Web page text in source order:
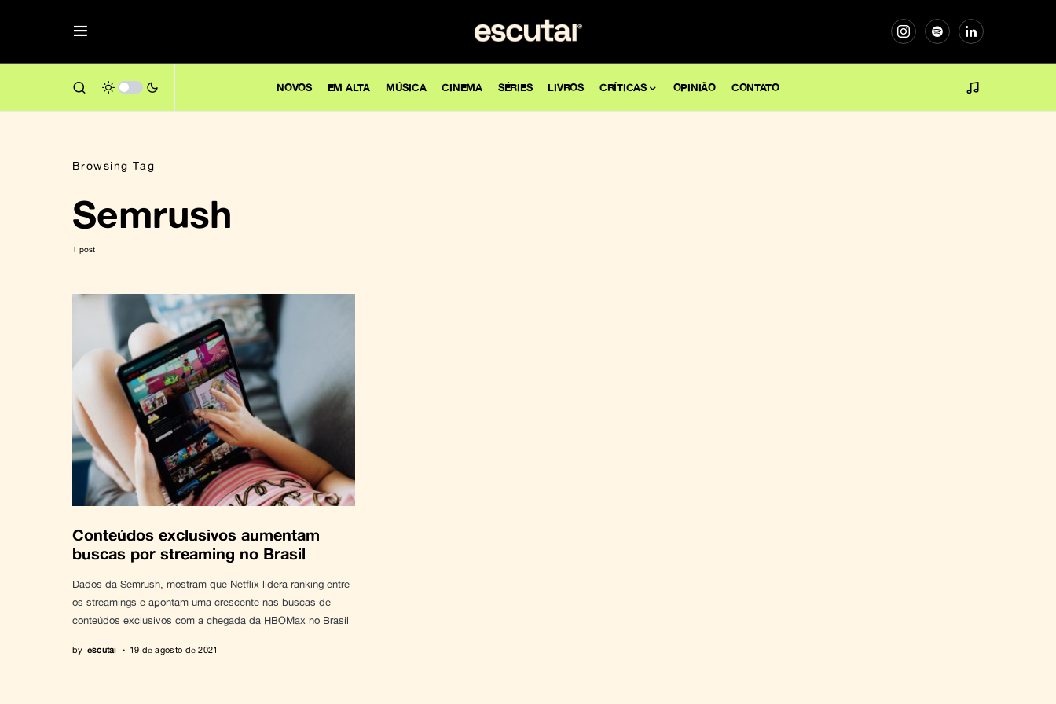
NOVOS EM ALTA MÚSICA CINEMA SÉRIES LIVROS CRÍTICAS OPINIÃO CONTATO
Browsing Tag
Semrush
1 post
Conteúdos exclusivos aumentam
buscas por streaming no Brasil
Dados da Semrush, mostram que Netflix lidera ranking entre
os streamings e apontam uma crescente nas buscas de
conteúdos exclusivos com a chegada da HBOMax no Brasil
by escutai 19 de agosto de 2021